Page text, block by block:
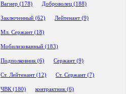
Вагнер (178) Доброволец (188)
Заключенный (62) Лейтенант (9)
Мл. Сержант (18)
Мобилизованный (183)
Подполковник (6) Сержант (9)
Ст. Лейтенант (12) Ст. Сержант (7)
ЧВК (180) контрактник (6)